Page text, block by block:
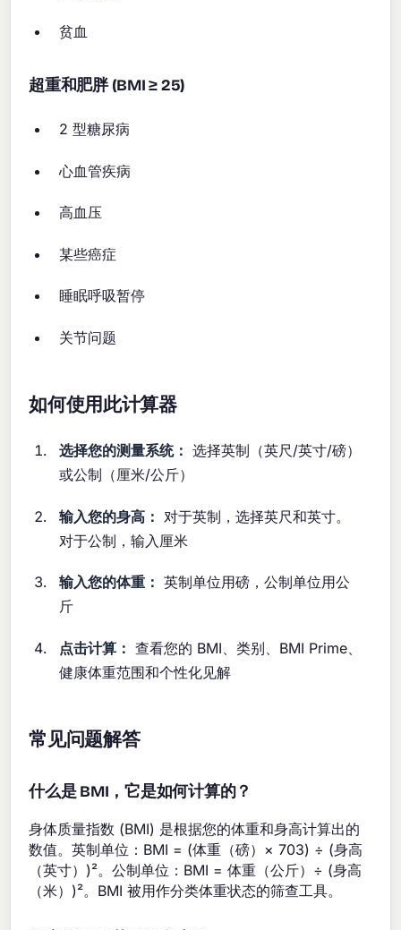
贫血
超重和肥胖 (BMI ≥ 25)
2 型糖尿病
心血管疾病
高血压
某些癌症
睡眠呼吸暂停
关节问题
如何使用此计算器
选择您的测量系统： 选择英制（英尺/英寸/磅）
或公制（厘米/公斤）
输入您的身高： 对于英制，选择英尺和英寸。
对于公制，输入厘米
输入您的体重： 英制单位用磅，公制单位用公
斤
点击计算： 查看您的 BMI、类别、BMI Prime、
健康体重范围和个性化见解
常见问题解答
什么是 BMI，它是如何计算的？
身体质量指数 (BMI) 是根据您的体重和身高计算出的
数值。英制单位：BMI = (体重（磅）× 703) ÷ (身高
（英寸）)²。公制单位：BMI = 体重（公斤）÷ (身高
（米）)²。BMI 被用作分类体重状态的筛查工具。